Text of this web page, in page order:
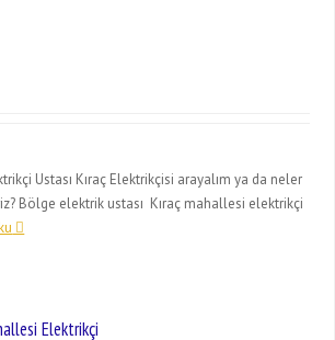
Ustası Kıraç Elektrikçisi arayalım ya da neler
Bölge elektrik ustası Kıraç mahallesi elektrikçi
Elektrikçi